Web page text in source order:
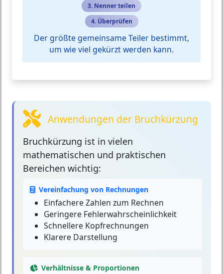
3. Nenner teilen
4. Überprüfen
Der größte gemeinsame Teiler bestimmt,
um wie viel gekürzt werden kann.
Anwendungen der Bruchkürzung
Bruchkürzung ist in vielen
mathematischen und praktischen
Bereichen wichtig:
Vereinfachung von Rechnungen
Einfachere Zahlen zum Rechnen
Geringere Fehlerwahrscheinlichkeit
Schnellere Kopfrechnungen
Klarere Darstellung
Verhältnisse & Proportionen